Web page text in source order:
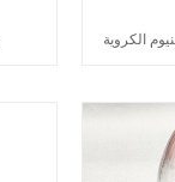
الكروية